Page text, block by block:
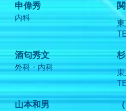
申偉秀
内科
酒匂秀文
外科・内科
山本和男